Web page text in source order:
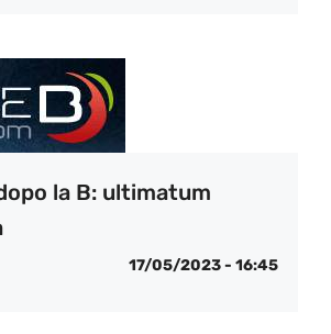
la B: ultimatum
17/05/2023 - 16:45